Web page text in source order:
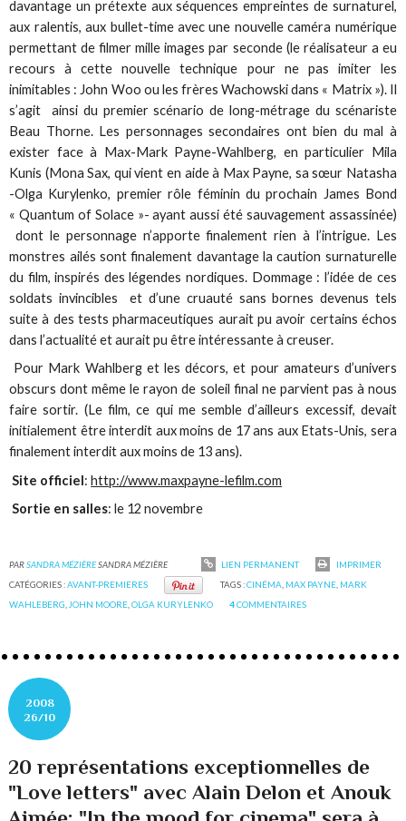
davantage un prétexte aux séquences empreintes de surnaturel,
aux ralentis, aux bullet-time avec une nouvelle caméra numérique
permettant de filmer mille images par seconde (le réalisateur a eu
recours à cette nouvelle technique pour ne pas imiter les
inimitables : John Woo ou les frères Wachowski dans « Matrix »). Il
s’agit ainsi du premier scénario de long-métrage du scénariste
Beau Thorne. Les personnages secondaires ont bien du mal à
exister face à Max-Mark Payne-Wahlberg, en particulier Mila
Kunis (Mona Sax, qui vient en aide à Max Payne, sa sœur Natasha
-Olga Kurylenko, premier rôle féminin du prochain James Bond
« Quantum of Solace »- ayant aussi été sauvagement assassinée)
dont le personnage n’apporte finalement rien à l’intrigue. Les
monstres ailés sont finalement davantage la caution surnaturelle
du film, inspirés des légendes nordiques. Dommage : l’idée de ces
soldats invincibles et d’une cruauté sans bornes devenus tels
suite à des tests pharmaceutiques aurait pu avoir certains échos
dans l’actualité et aurait pu être intéressante à creuser.
Pour Mark Wahlberg et les décors, et pour amateurs d’univers
obscurs dont même le rayon de soleil final ne parvient pas à nous
faire sortir. (Le film, ce qui me semble d’ailleurs excessif, devait
initialement être interdit aux moins de 17 ans aux Etats-Unis, sera
finalement interdit aux moins de 13 ans).
Site officiel:http://www.maxpayne-lefilm.com
Sortie en salles: le 12 novembre
PARSANDRA MÉZIÈRESANDRA MÉZIÈRE LIEN PERMANENT
IMPRIMER
CATÉGORIES :AVANT-PREMIERES TAGS :CINÉMA MAX PAYNE, MARK
WAHLEBERG JOHN MOORE ,OLGA KURYLENKO 4COMMENTAIRES
2008
26/10
20 représentations exceptionnelles de
"Love letters" avec Alain Delon et Anouk